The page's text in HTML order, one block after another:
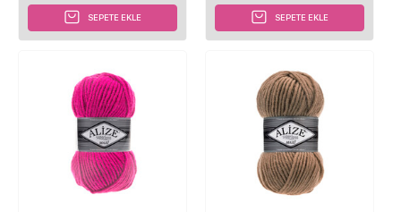
SEPETE EKLE SEPETE EKLE